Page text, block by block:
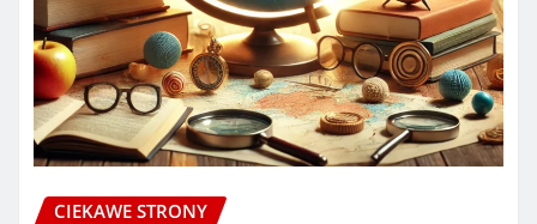
CIEKAWE STRONY